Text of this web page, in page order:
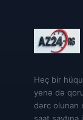
Heç bir
yenə də
dərc olunan